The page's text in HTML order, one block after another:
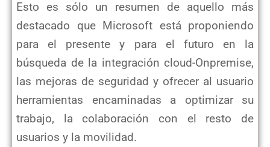
Esto es sólo un resumen de aquello más
destacado que Microsoft está proponiendo
para el presente y para el futuro en la
búsqueda de la integración cloud-Onpremise,
las mejoras de seguridad y ofrecer al usuario
herramientas encaminadas a optimizar su
trabajo, la colaboración con el resto de
usuarios y la movilidad.